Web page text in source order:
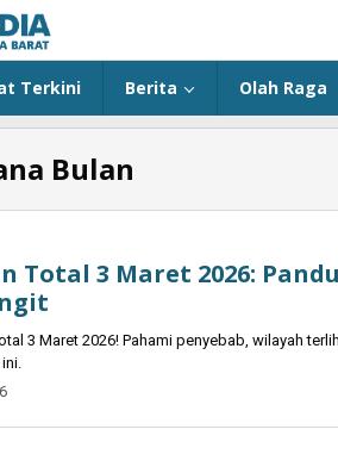
Terkini Berita Olah Raga
Bulan
Total 3 Maret 2026:
3 Maret 2026! Pahami penyebab, wilayah